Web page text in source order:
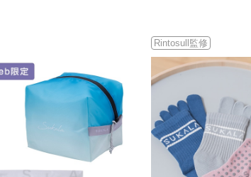
Rintosull監修